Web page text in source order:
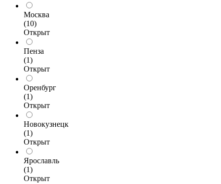
Москва
(10)
Открыт
Пенза
(1)
Открыт
Оренбург
(1)
Открыт
Новокузнецк
(1)
Открыт
Ярославль
(1)
Открыт